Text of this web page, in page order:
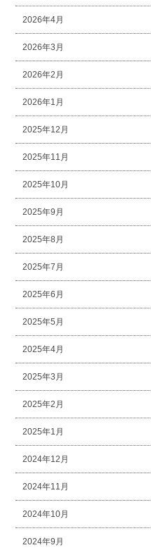
2026年4月
2026年3月
2026年2月
2026年1月
2025年12月
2025年11月
2025年10月
2025年9月
2025年8月
2025年7月
2025年6月
2025年5月
2025年4月
2025年3月
2025年2月
2025年1月
2024年12月
2024年11月
2024年10月
2024年9月